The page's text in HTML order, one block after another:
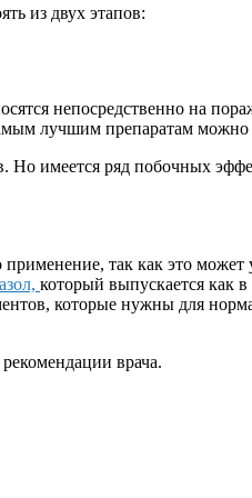
из двух этапов:
непосредственно на
лучшим препаратам можно
имеется ряд побочных
так как это
который выпускается как
которые нужны для
врача.